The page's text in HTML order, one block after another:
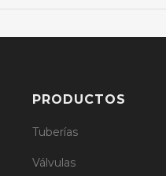
PRODUCTOS
Tuberías
Válvulas